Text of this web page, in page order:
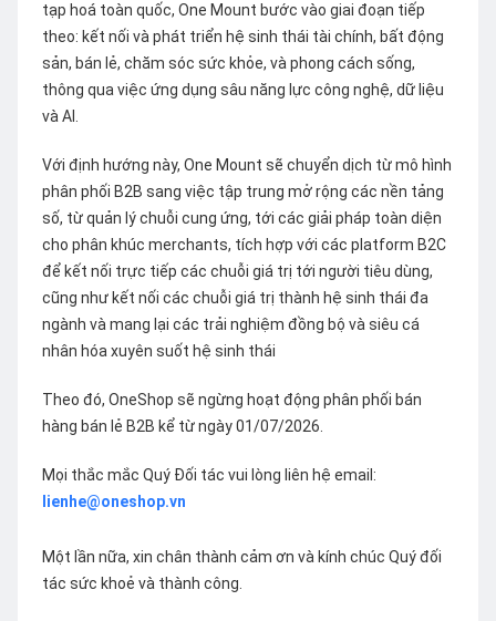
tạp hoá toàn quốc, One Mount bước vào giai đoạn tiếp
theo: kết nối và phát triển hệ sinh thái tài chính, bất động
sản, bán lẻ, chăm sóc sức khỏe, và phong cách sống,
thông qua việc ứng dụng sâu năng lực công nghệ, dữ liệu
và AI.
Với định hướng này, One Mount sẽ chuyển dịch từ mô hình
phân phối B2B sang việc tập trung mở rộng các nền tảng
số, từ quản lý chuỗi cung ứng, tới các giải pháp toàn diện
cho phân khúc merchants, tích hợp với các platform B2C
để kết nối trực tiếp các chuỗi giá trị tới người tiêu dùng,
cũng như kết nối các chuỗi giá trị thành hệ sinh thái đa
ngành và mang lại các trải nghiệm đồng bộ và siêu cá
nhân hóa xuyên suốt hệ sinh thái
Theo đó, OneShop sẽ ngừng hoạt động phân phối bán
hàng bán lẻ B2B kể từ ngày 01/07/2026.
Mọi thắc mắc Quý Đối tác vui lòng liên hệ email:
lienhe@oneshop.vn
Một lần nữa, xin chân thành cảm ơn và kính chúc Quý đối
tác sức khoẻ và thành công.